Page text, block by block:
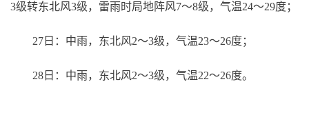
3级转东北风3级，雷雨时局地阵风7～8级，气温24～29度；
27日：中雨，东北风2～3级，气温23～26度；
28日：中雨，东北风2～3级，气温22～26度。